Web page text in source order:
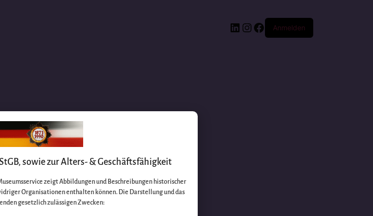
Anmelden
sowie zur Alters- & Geschäftsfähigkeit
zeigt Abbildungen und Beschreibungen historischer
Organisationen enthalten können. Die Darstellung und das
gesetzlich zulässigen Zwecken: